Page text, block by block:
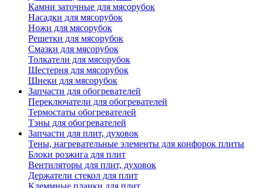
Камни заточные для мясорубок
Насадки для мясорубок
Ножи для мясорубок
Решетки для мясорубок
Смазки для мясорубок
Толкатели для мясорубок
Шестерня для мясорубок
Шнеки для мясорубок
Запчасти для обогревателей
Переключатели для обогревателей
Термостаты обогревателей
Тэны для обогревателей
Запчасти для плит, духовок
Тены, нагревательные элементы для конфорок плиты
Блоки розжига для плит
Вентиляторы для плит, духовок
Держатели стекол для плит
Клеммные планки для плит